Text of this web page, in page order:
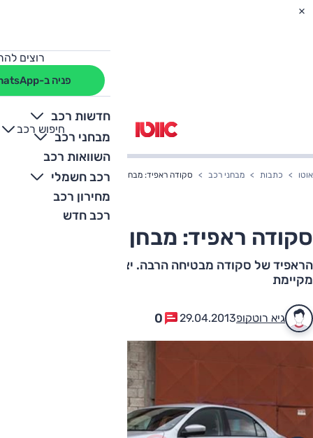
רוצים
פניה ב-WhatsApp
חדשות רכב
מבחני רכב
השוואות רכב
רכב חשמלי
מחירון רכב
רכב חדש
חיפוש רכב
+
-
אוטו כתבות מבחני רכב סקודה ראפיד: מבחן דרכים
סקודה ראפיד: מבחן דרכים
הראפיד של סקודה מבטיחה הרבה. יצאנו לראות מה היא
מקיימת
גיא רוטקופ29.04.2013
0